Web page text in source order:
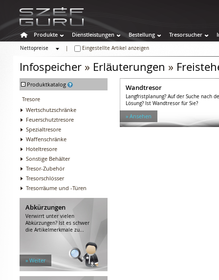
Produkte Dienstleistungen Bestellung Tresorsucher
Nettopreise
Eingestellte Artikel anzeigen
Infospeicher » Erläuterungen »
- Produktkatalog
Tresore
Wertschutzschränke
Feuerschutztresore
Spezialtresore
Waffenschränke
Hoteltresore
Sonstige Behälter
Tresor-Zubehör
Tresorschlösser
Tresorräume und -Türen
Abkürzungen
Verwirrt unter vielen
Abkürzungen? Ist es schwer
die Artikelmerkmale zu...
» Weiter
Wandtresor
Langfristplanung? Auf der Suche nach
Lösung? Ist Wandtresor für Sie?
» Ansehen